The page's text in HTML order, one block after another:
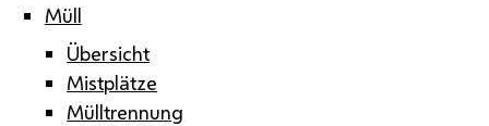
Müll
Übersicht
Mistplätze
Mülltrennung